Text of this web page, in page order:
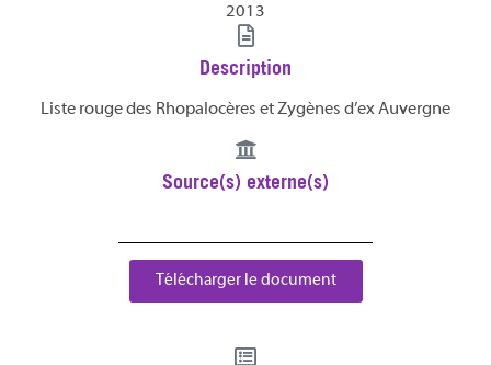
2013
Description
Liste rouge des Rhopalocères et Zygènes d’ex Auvergne
Source(s) externe(s)
Télécharger le document